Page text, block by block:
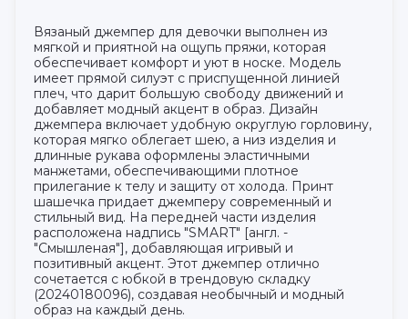
Вязаный джемпер для девочки выполнен из
мягкой и приятной на ощупь пряжи, которая
обеспечивает комфорт и уют в носке. Модель
имеет прямой силуэт с приспущенной линией
плеч, что дарит большую свободу движений и
добавляет модный акцент в образ. Дизайн
джемпера включает удобную округлую горловину,
которая мягко облегает шею, а низ изделия и
длинные рукава оформлены эластичными
манжетами, обеспечивающими плотное
прилегание к телу и защиту от холода. Принт
шашечка придает джемперу современный и
стильный вид. На передней части изделия
расположена надпись "SMART" [англ. -
"Смышленая"], добавляющая игривый и
позитивный акцент. Этот джемпер отлично
сочетается с юбкой в трендовую складку
(20240180096), создавая необычный и модный
образ на каждый день.